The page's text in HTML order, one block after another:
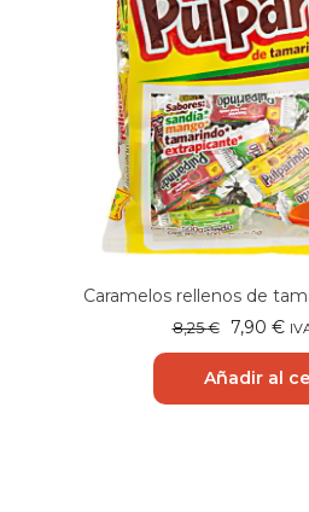
Caramelos rellenos de
8,25€
El
precio
original
era:
7,90 €El
es:
Añadir al